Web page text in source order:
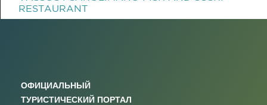
RESTAURANT
ОФИЦИАЛЬНЫЙ
ТУРИСТИЧЕСКИЙ ПОРТАЛ